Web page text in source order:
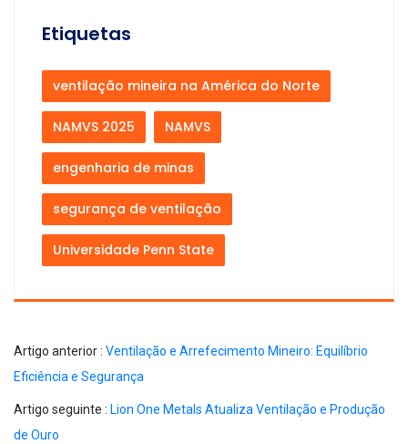
Etiquetas
ventilação mineira na América do Norte
NAMVS 2025 NAMVS
engenharia de minas
segurança de ventilação
Universidade Penn State
Artigo anterior : Ventilação e Arrefecimento Mineiro: Equilíbrio
Eficiência e Segurança
Artigo seguinte : Lion One Metals Atualiza Ventilação e Produção
de Ouro